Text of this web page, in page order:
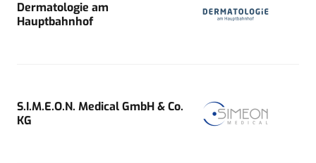
Dermatologie am
Hauptbahnhof
S.I.M.E.O.N. Medical GmbH & Co.
KG